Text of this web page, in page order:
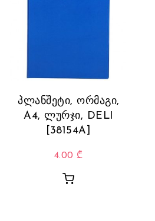
პლანშეტი, ორმაგი,
A4, ლურჯი, DELI
[38154A]
4.00 ₾